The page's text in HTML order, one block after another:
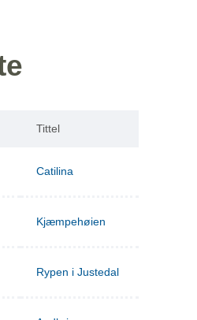
Tittel
Catilina
Kjæmpehøien
Rypen i Justedal